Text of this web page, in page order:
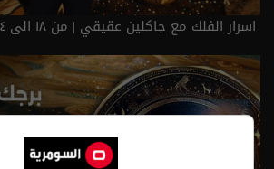
اسرار الفلك مع جاكلين عقيقي | من ١٨ الى ٢٤ تموز ٢٠٢٦ | 2026